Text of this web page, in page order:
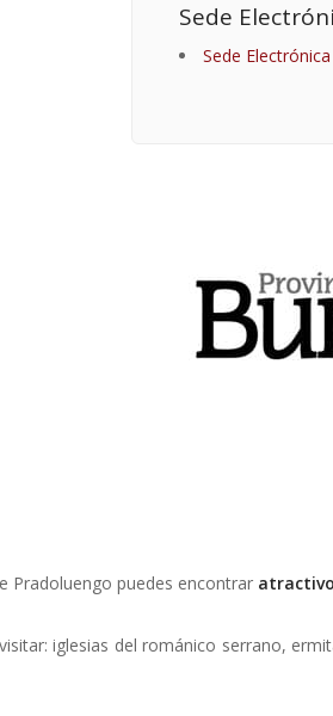
Sede
Sede Electrónica
Pradoluengo puedes encontrar
iglesias del románico serrano,